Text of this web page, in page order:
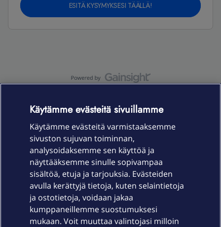
ESITÄ KYSYMYKSESI TÄÄLLÄ!
Laitteet & liittymät
Palvelut
Käytämme evästeitä sivuillamme
Käytämme evästeitä varmistaaksemme
sivuston sujuvan toiminnan,
analysoidaksemme sen käyttöä ja
näyttääksemme sinulle sopivampaa
sisältöä, etuja ja tarjouksia. Evästeiden
avulla kerättyjä tietoja, kuten selaintietoja
ja ostotietoja, voidaan jakaa
kumppaneillemme suostumuksesi
mukaan. Voit muuttaa valintojasi milloin